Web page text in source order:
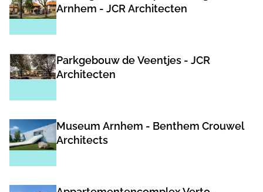
Arnhem - JCR Architecten
Parkgebouw de Veentjes - JCR
Architecten
Museum Arnhem - Benthem Crouwel
Architects